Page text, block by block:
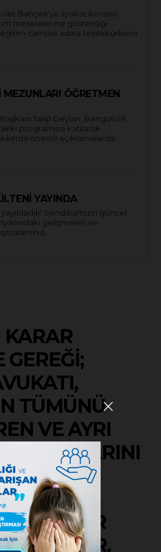
Bahçeli’ye liyakat konusu
meselelerine gösterdiği
camiası adına teşekkürlerini
ÖĞRETMEN
Talip Geylan, Bengütürk
programına katılarak
önemli açıklamalarda
YAYINDA
Sendikamızın güncel
gelişmeleri ve